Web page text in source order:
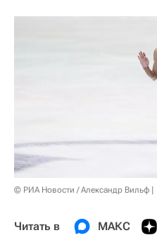
© РИА Новости / Александр Вильф
Читать в МАКС